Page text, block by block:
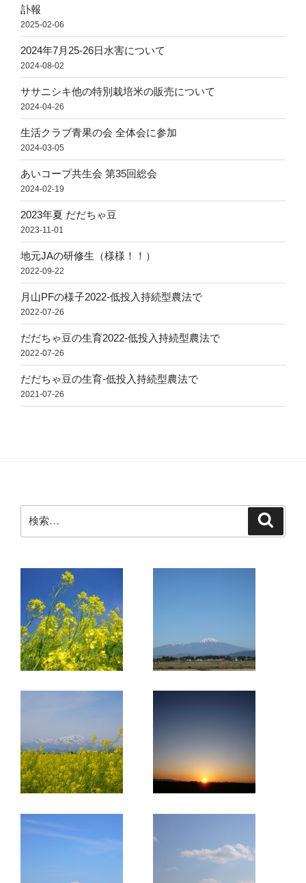
訃報
2025-02-06
2024年7月25-26日水害について
2024-08-02
ササニシキ他の特別栽培米の販売について
2024-04-26
生活クラブ青果の会 全体会に参加
2024-03-05
あいコープ共生会 第35回総会
2024-02-19
2023年夏 だだちゃ豆
2023-11-01
地元JAの研修生（様様！！）
2022-09-22
月山PFの様子2022-低投入持続型農法で
2022-07-26
だだちゃ豆の生育2022-低投入持続型農法で
2022-07-26
だだちゃ豆の生育-低投入持続型農法で
2021-07-26
索: